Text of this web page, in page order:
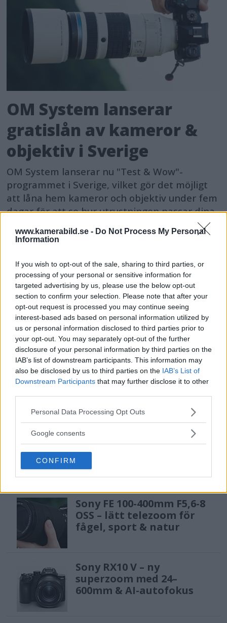
www.kamerabild.se - Do Not Process My Personal
Information
If you wish to opt-out of the sale, sharing to third parties, or
processing of your personal or sensitive information for
targeted advertising by us, please use the below opt-out
section to confirm your selection. Please note that after your
opt-out request is processed you may continue seeing
interest-based ads based on personal information utilized by
us or personal information disclosed to third parties prior to
your opt-out. You may separately opt-out of the further
disclosure of your personal information by third parties on the
IAB’s list of downstream participants. This information may
also be disclosed by us to third parties on the IAB’s List of
Downstream Participants that may further disclose it to other
Please note that this website/app uses one or more Google
not limited to your visit or usage behaviour. You may click to
use your data for below specified purposes in below Google
consent section.
Personal Data Processing Opt Outs
Google consents
CONFIRM
OM System lanserar
gratislån av kameror &
objektiv i Sverige
OM System lanserar nu "Test & Wow"-
programmet i Sverige, vilket gör det möjligt
att låna hem kameror och objektiv under fem
dagar för att se hur utrustningen passar dina
behov.
MEST LÄST JUST NU
DJI Osmo Pocket 4P
släppt – får 10-bitars D-
Log 2 & 3x optisk zoom
Sony lägger bud på
Tamron – kan vara värt
12 miljarder kronor
F3 Foto – Sveriges nya
fotodagar till Göteborg,
Sony FE 100-400mm F5,6-8
OSS – lätt telezoom för
fågel, sport & natur
Sony RX10 V – ny
superzoom med 24–
600mm & AI-autofokus